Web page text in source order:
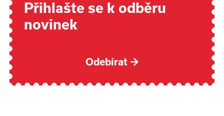
Přihlašte se k odběru
novinek
Odebírat →